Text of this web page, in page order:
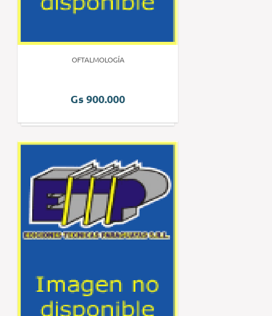
OFTALMOLOGÍA
Gs 900.000